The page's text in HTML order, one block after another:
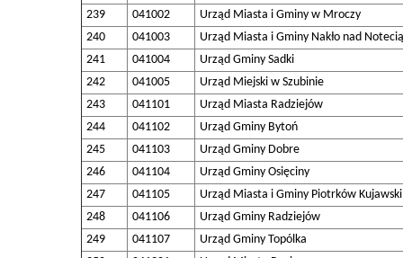
239
041002
Urząd Miasta i Gminy w Mroczy
240
041003
Urząd Miasta i Gminy Nakło nad Notecią
241
041004
Urząd Gminy Sadki
242
041005
Urząd Miejski w Szubinie
243
041101
Urząd Miasta Radziejów
244
041102
Urząd Gminy Bytoń
245
041103
Urząd Gminy Dobre
246
041104
Urząd Gminy Osięciny
247
041105
Urząd Miasta i Gminy Piotrków Kujawski
248
041106
Urząd Gminy Radziejów
249
041107
Urząd Gminy Topólka